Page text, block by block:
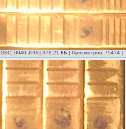
DSC_0040.JPG [ 379.21 КБ | Просмотров: 75474 ]